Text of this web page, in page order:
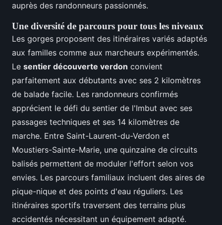
auprès des randonneurs passionnés.
Une diversité de parcours pour tous les niveaux
Les gorges proposent des itinéraires variés adaptés
aux familles comme aux marcheurs expérimentés.
Le sentier découverte verdon convient
parfaitement aux débutants avec ses 2 kilomètres
de balade facile. Les randonneurs confirmés
apprécient le défi du sentier de l'Imbut avec ses
passages techniques et ses 14 kilomètres de
marche. Entre Saint-Laurent-du-Verdon et
Moustiers-Sainte-Marie, une quinzaine de circuits
balisés permettent de moduler l'effort selon vos
envies. Les parcours familiaux incluent des aires de
pique-nique et des points d'eau réguliers. Les
itinéraires sportifs traversent des terrains plus
accidentés nécessitant un équipement adapté.